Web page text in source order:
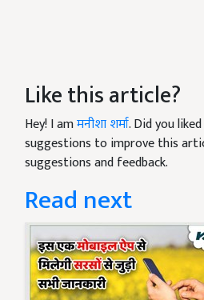
Like this article?
Hey! I amमनीशा शर्मा. Did you
suggestions to improve this
suggestions and feedback.
Read next